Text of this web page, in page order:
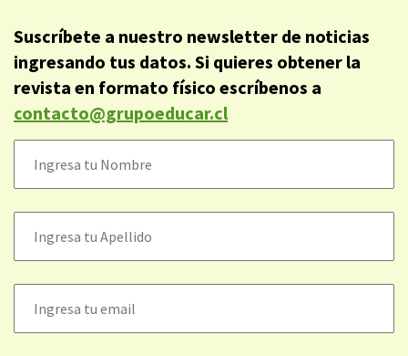
Suscríbete a nuestro newsletter de noticias
ingresando tus datos. Si quieres obtener la
revista en formato físico escríbenos a
contacto@grupoeducar.cl